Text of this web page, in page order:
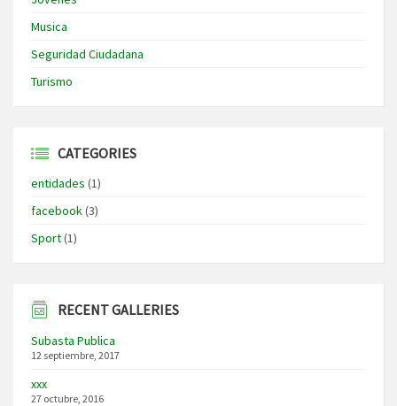
Musica
Seguridad Ciudadana
Turismo
CATEGORIES
entidades (1)
facebook(3)
Sport(1)
RECENT GALLERIES
Subasta Publica
12 septiembre, 2017
xxx
27 octubre, 2016